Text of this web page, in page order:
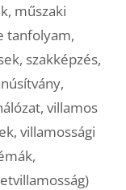
, műszaki
tanfolyam,
, szakképzés,
,
, villamos
, villamossági
,